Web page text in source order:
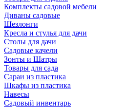
Комплекты садовой мебели
Диваны садовые
Шезлонги
Кресла и стулья для дачи
Столы для дачи
Садовые качели
Зонты и Шатры
Товары для сада
Сараи из пластика
Шкафы из пластика
Навесы
Садовый инвентарь